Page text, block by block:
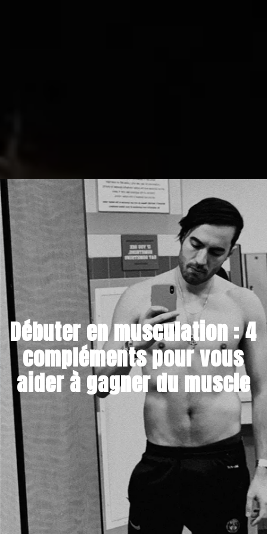
Débuter en musculation : 4
compléments pour vous
aider à gagner du muscle